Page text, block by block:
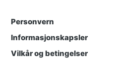
Personvern
Informasjonskapsler
Vilkår og betingelser